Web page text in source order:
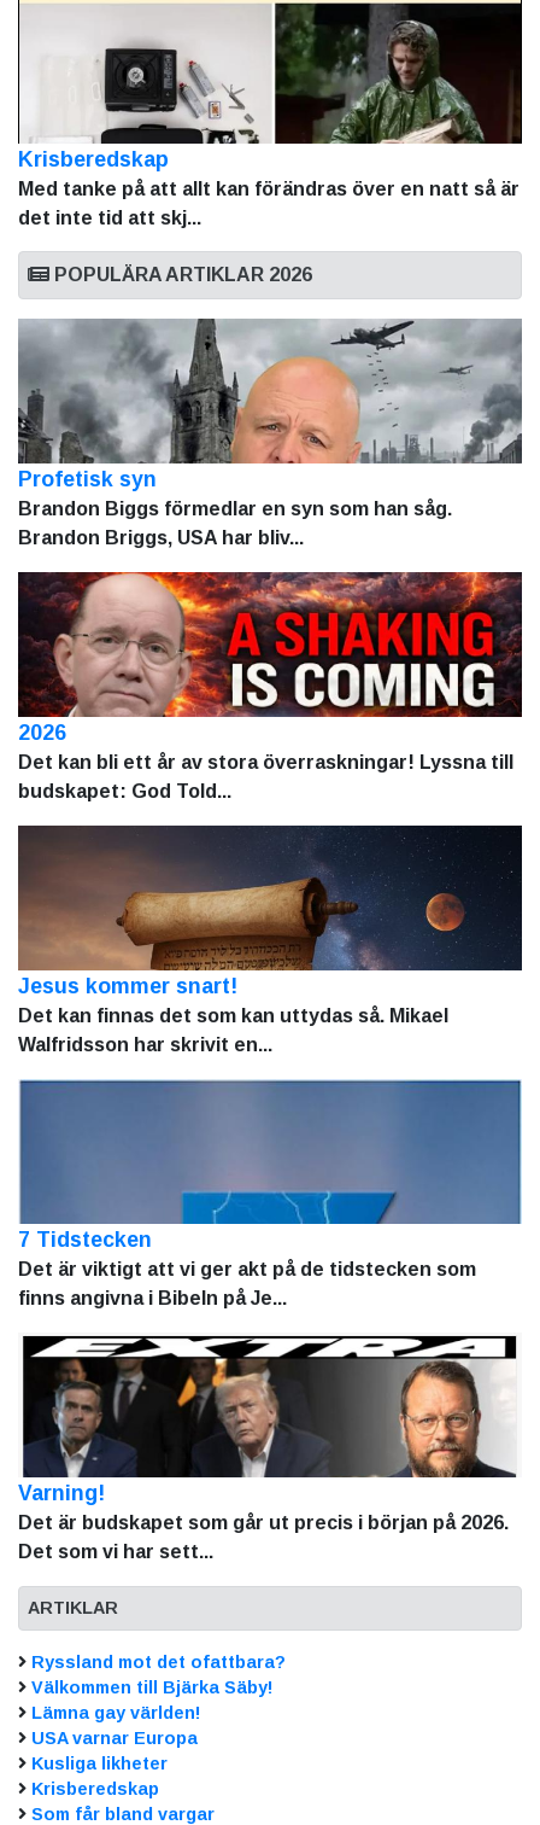
Krisberedskap
Med tanke på att allt kan förändras över en natt så är
det inte tid att skj...
POPULÄRA ARTIKLAR 2026
Profetisk syn
Brandon Biggs förmedlar en syn som han såg.
Brandon Briggs, USA har bliv...
2026
Det kan bli ett år av stora överraskningar! Lyssna till
budskapet: God Told...
Jesus kommer snart!
Det kan finnas det som kan uttydas så. Mikael
Walfridsson har skrivit en...
7 Tidstecken
Det är viktigt att vi ger akt på de tidstecken som
finns angivna i Bibeln på Je...
Varning!
Det är budskapet som går ut precis i början på 2026.
Det som vi har sett...
ARTIKLAR
Ryssland mot det ofattbara?
Välkommen till Bjärka Säby!
Lämna gay världen!
USA varnar Europa
Kusliga likheter
Krisberedskap
Som får bland vargar